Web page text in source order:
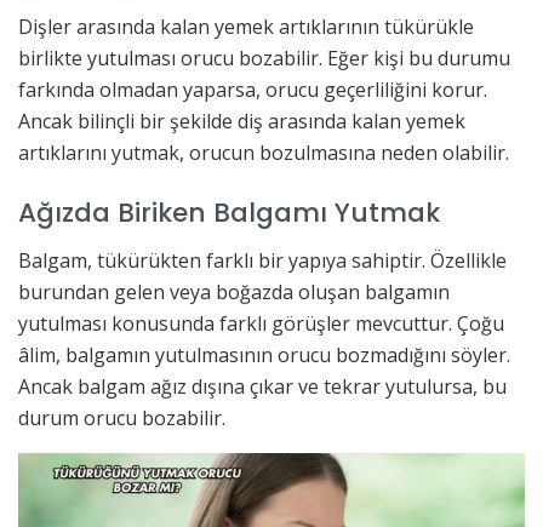
Dişler arasında kalan yemek artıklarının tükürükle
birlikte yutulması orucu bozabilir. Eğer kişi bu durumu
farkında olmadan yaparsa, orucu geçerliliğini korur.
Ancak bilinçli bir şekilde diş arasında kalan yemek
artıklarını yutmak, orucun bozulmasına neden olabilir.
Ağızda Biriken Balgamı Yutmak
Balgam, tükürükten farklı bir yapıya sahiptir. Özellikle
burundan gelen veya boğazda oluşan balgamın
yutulması konusunda farklı görüşler mevcuttur. Çoğu
âlim, balgamın yutulmasının orucu bozmadığını söyler.
Ancak balgam ağız dışına çıkar ve tekrar yutulursa, bu
durum orucu bozabilir.